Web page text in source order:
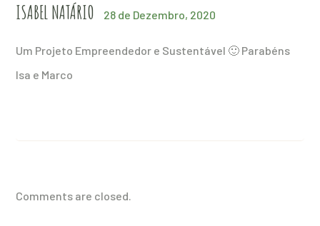
ISABEL NATÁRIO 28 de Dezembro, 2020
Um Projeto Empreendedor e Sustentável 🙂 Parabéns
Isa e Marco
Comments are closed.